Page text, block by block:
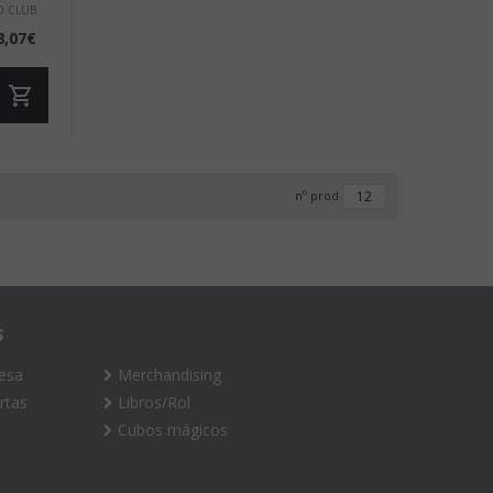
CLUB
nº prod
Merchandising
Libros/Rol
Cubos mágicos